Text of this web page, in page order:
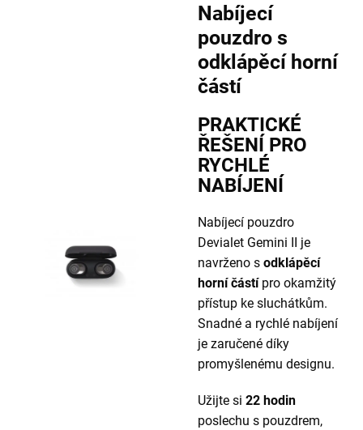
Nabíjecí
pouzdro s
odklápěcí horní
částí
PRAKTICKÉ
ŘEŠENÍ PRO
RYCHLÉ
NABÍJENÍ
Nabíjecí pouzdro
Devialet Gemini II je
navrženo s odklápěcí
horní částípro okamžitý
přístup ke sluchátkům.
Snadné a rychlé nabíjení
je zaručené díky
promyšlenému designu.
Užijte si 22 hodin
poslechu s pouzdrem,